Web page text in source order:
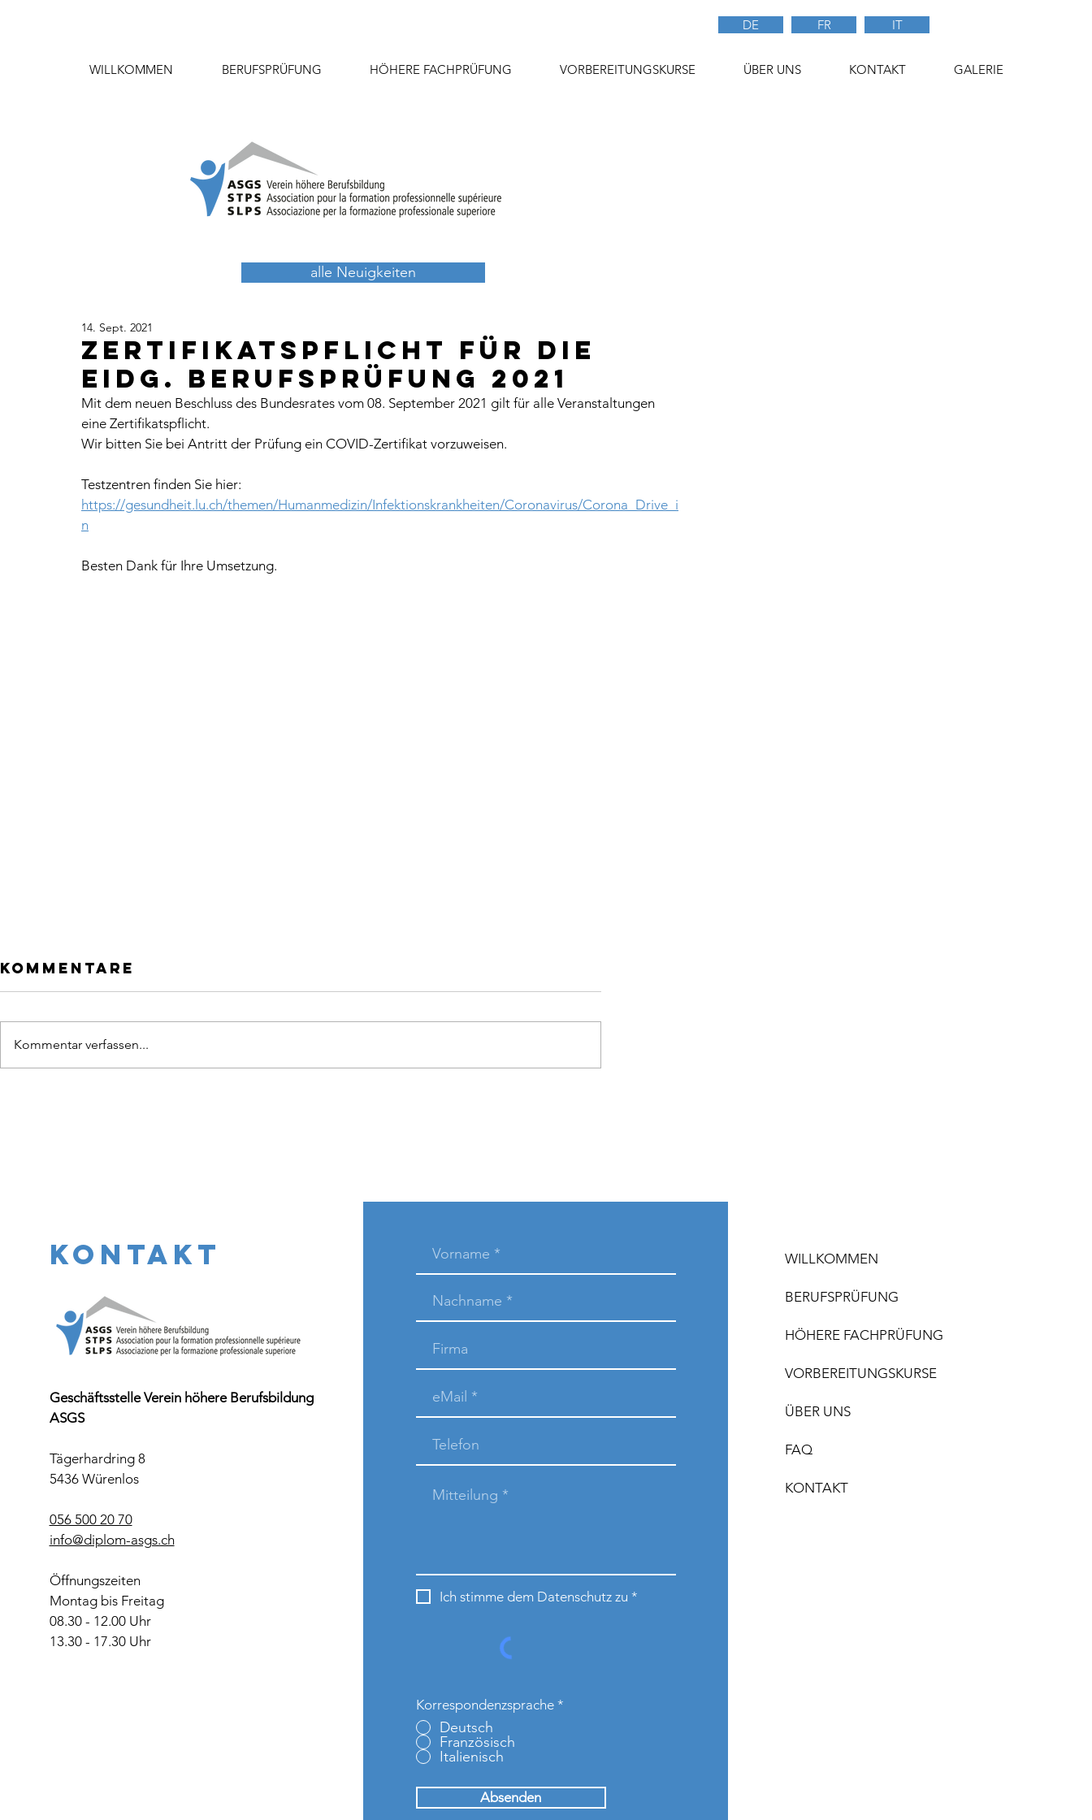
DE FR IT
WILLKOMMEN BERUFSPRÜFUNG HÖHERE FACHPRÜFUNG VORBEREITUNGSKURSE ÜBER UNS KONTAKT GALERIE
alle Neuigkeiten
Zertifikatspflicht für die
Eidg. Berufsprüfung 2021
14. Sept. 2021
Mit dem neuen Beschluss des Bundesrates vom 08. September 2021 gilt für alle Veranstaltungen
eine Zertifikatspflicht.
Wir bitten Sie bei Antritt der Prüfung ein COVID-Zertifikat vorzuweisen.
Testzentren finden Sie hier:
https://gesundheit.lu.ch/themen/Humanmedizin/Infektionskrankheiten/Coronavirus/Corona_Drive_i
n
Besten Dank für Ihre Umsetzung.
Kommentare
Kommentar verfassen...
KONTAKT
Geschäftsstelle Verein höhere Berufsbildung
ASGS
Tägerhardring 8
5436 Würenlos
056 500 20 70
info@diplom-asgs.ch
Öffnungszeiten
Montag bis Freitag
08.30 - 12.00 Uhr
13.30 - 17.30 Uhr
Ich stimme dem Datenschutz zu *
Korrespondenzsprache *
Deutsch
Französisch
Italienisch
Absenden
WILLKOMMEN
BERUFSPRÜFUNG
HÖHERE FACHPRÜFUNG
VORBEREITUNGSKURSE
ÜBER UNS
FAQ
KONTAKT